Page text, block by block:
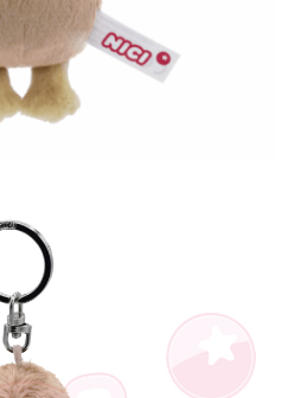
人資料，並將交易相關給付款項請求債
以下網址：
代理人或監護人之同意方可使用
辦者引起之損失，本公司不負相關責
人資訊註冊。若發現惡意使用之情形，
用戶之使用額度並採取法律行動。